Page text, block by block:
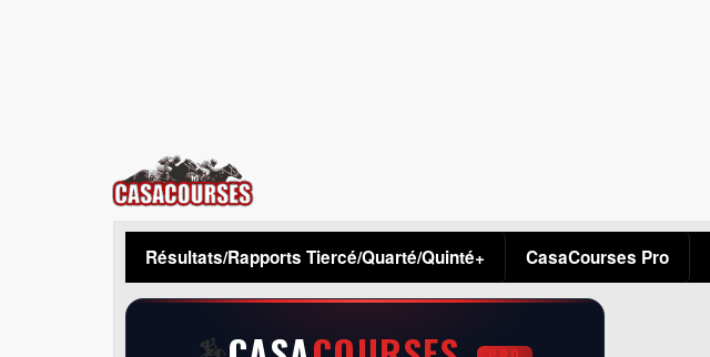
CasaCourses
Résultats/Rapports Tiercé/Quarté/Quinté+ CasaCourses Pro